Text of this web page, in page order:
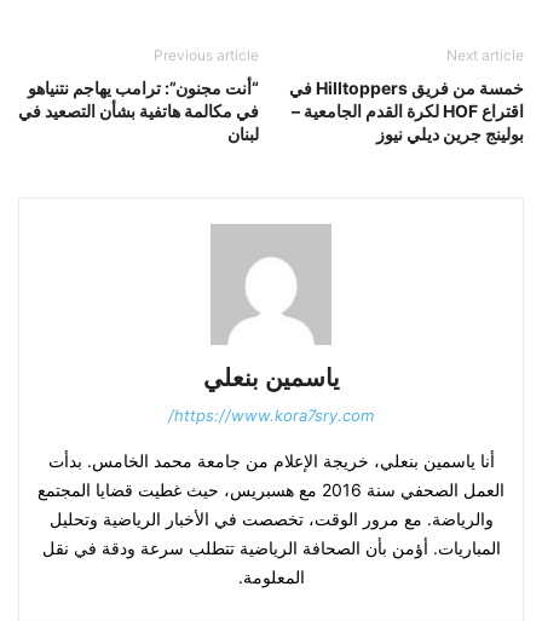
Previous article
“أنت مجنون”: ترامب يهاجم نتنياهو
في مكالمة هاتفية بشأن التصعيد في
لبنان
Next article
خمسة من فريق Hilltoppers في
اقتراع HOF لكرة القدم الجامعية –
بولينج جرين ديلي نيوز
ياسمين بنعلي
https://www.kora7sry.com/
أنا ياسمين بنعلي، خريجة الإعلام من جامعة محمد الخامس. بدأت
العمل الصحفي سنة 2016 مع هسبريس، حيث غطيت قضايا المجتمع
والرياضة. مع مرور الوقت، تخصصت في الأخبار الرياضية وتحليل
المباريات. أؤمن بأن الصحافة الرياضية تتطلب سرعة ودقة في نقل
المعلومة.